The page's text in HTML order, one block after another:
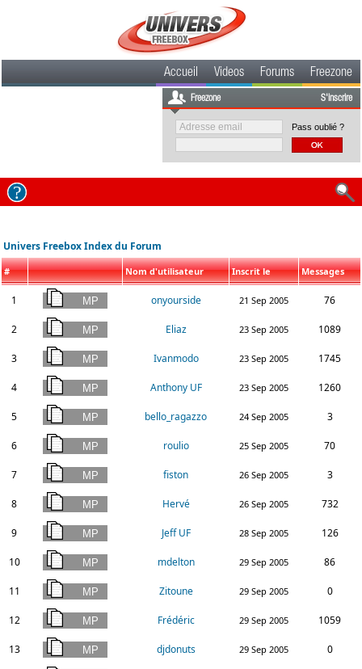
Accueil Videos Forums Freezone
Freezone S'inscrire
Pass oublié ?
Univers Freebox Index du Forum
# Nom d'utilisateur Inscrit le Messages
1 onyourside 21 Sep 2005 76
2 Eliaz 23 Sep 2005 1089
3 Ivanmodo 23 Sep 2005 1745
4 Anthony UF 23 Sep 2005 1260
5 bello_ragazzo 24 Sep 2005 3
6 roulio 25 Sep 2005 70
7 fiston 26 Sep 2005 3
8 Hervé 26 Sep 2005 732
9 Jeff UF 28 Sep 2005 126
10 mdelton 29 Sep 2005 86
11 Zitoune 29 Sep 2005 0
12 Frédéric 29 Sep 2005 1059
13 djdonuts 29 Sep 2005 0